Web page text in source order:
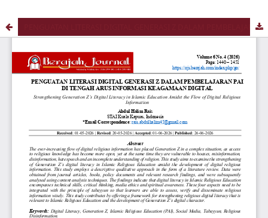
PENGUATAN LITERASI DIGITAL GENERASI Z DALAM PEMBELAJARAN PAI DI TENGAH ARUS INFORMASI KEAGAMAAN DIGITAL